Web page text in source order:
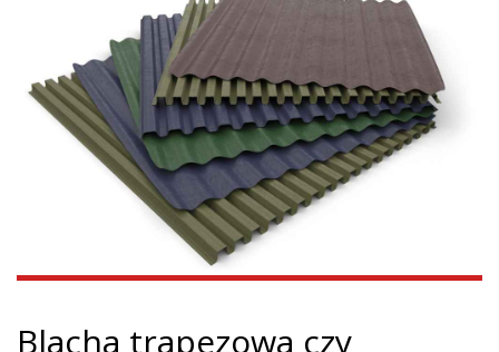
Blacha trapezowa czy